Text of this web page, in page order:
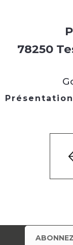
78250
Présentation